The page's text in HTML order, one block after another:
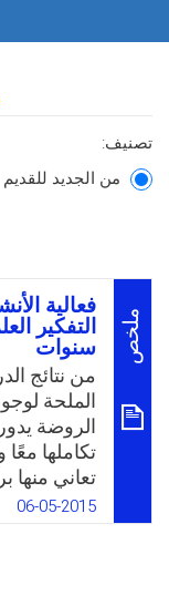
تصنيف:
من الجديد للقديم
ملخص
فعالية
سنوات
من نتائج
الملحة
الروضة
تكاملها
تعاني منها
الظروف
والعلوم
06-05-2015